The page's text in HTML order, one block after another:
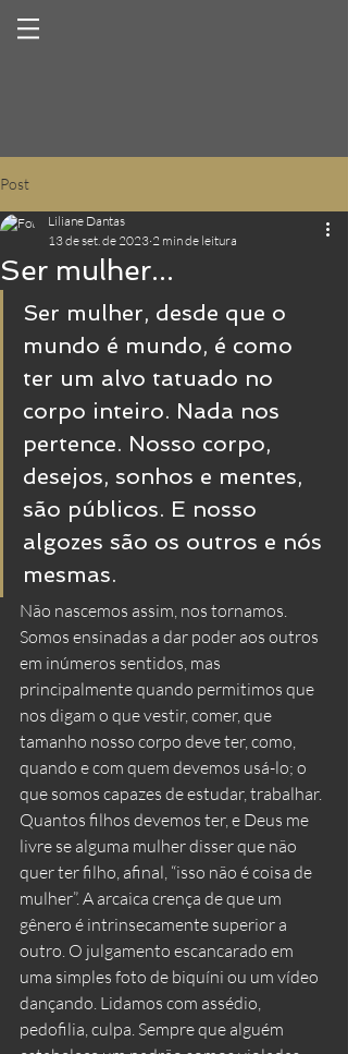
Post
Ser mulher...
Liliane Dantas
13 de set. de 2023 2 min de leitura
Ser mulher, desde que o
mundo é mundo, é como
ter um alvo tatuado no
corpo inteiro. Nada nos
pertence. Nosso corpo,
desejos, sonhos e mentes,
são públicos. E nosso
algozes são os outros e nós
mesmas.
Não nascemos assim, nos tornamos.
Somos ensinadas a dar poder aos outros
em inúmeros sentidos, mas
principalmente quando permitimos que
nos digam o que vestir, comer, que
tamanho nosso corpo deve ter, como,
quando e com quem devemos usá-lo; o
que somos capazes de estudar, trabalhar.
Quantos filhos devemos ter, e Deus me
livre se alguma mulher disser que não
quer ter filho, afinal, “isso não é coisa de
mulher”. A arcaica crença de que um
gênero é intrinsecamente superior a
outro. O julgamento escancarado em
uma simples foto de biquíni ou um vídeo
dançando. Lidamos com assédio,
pedofilia, culpa. Sempre que alguém